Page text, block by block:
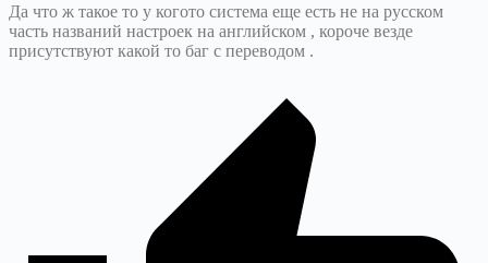
Да что ж такое то у когото система еще есть не на русском
часть названий настроек на английском , короче везде
присутствуют какой то баг с переводом .